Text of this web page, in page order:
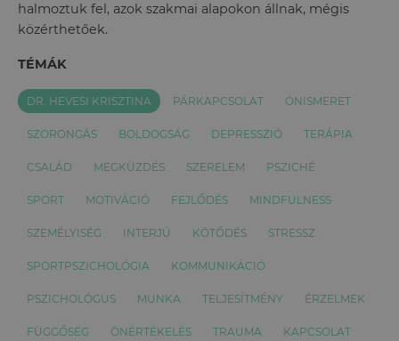
halmoztuk fel, azok szakmai alapokon állnak, mégis
közérthetőek.
TÉMÁK
DR. HEVESI KRISZTINA PÁRKAPCSOLAT ÖNISMERET
SZORONGÁS BOLDOGSÁG DEPRESSZIÓ TERÁPIA
CSALÁD MEGKÜZDÉS SZERELEM PSZICHÉ
SPORT MOTIVÁCIÓ FEJLŐDÉS MINDFULNESS
SZEMÉLYISÉG INTERJÚ KÖTŐDÉS STRESSZ
SPORTPSZICHOLÓGIA KOMMUNIKÁCIÓ
PSZICHOLÓGUS MUNKA TELJESÍTMÉNY ÉRZELMEK
FÜGGŐSÉG ÖNÉRTÉKELÉS TRAUMA KAPCSOLAT